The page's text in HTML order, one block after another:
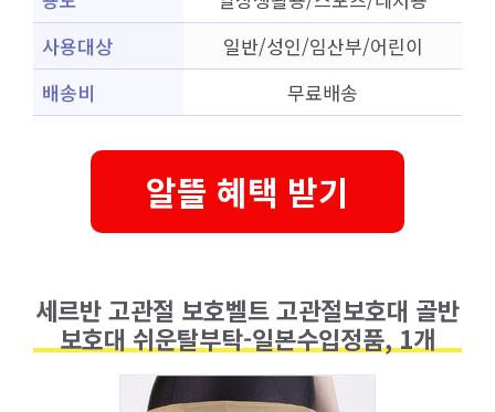
사용대상
일반/성인/임산부/어린이
배송비
무료배송
알뜰 혜택 받기
세르반 고관절 보호벨트 고관절보호대 골반
보호대 쉬운탈부탁-일본수입정품, 1개